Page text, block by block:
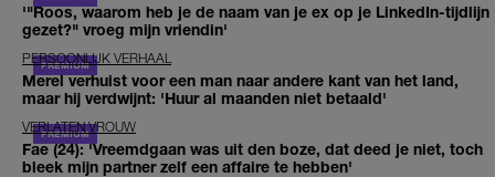
'"Roos, waarom heb je de naam van je ex op je LinkedIn-tijdlijn
gezet?" vroeg mijn vriendin'
PERSOONLIJK VERHAAL
Merel verhuist voor een man naar andere kant van het land,
maar hij verdwijnt: 'Huur al maanden niet betaald'
VERLATEN VROUW
Fae (24): 'Vreemdgaan was uit den boze, dat deed je niet, toch
bleek mijn partner zelf een affaire te hebben'